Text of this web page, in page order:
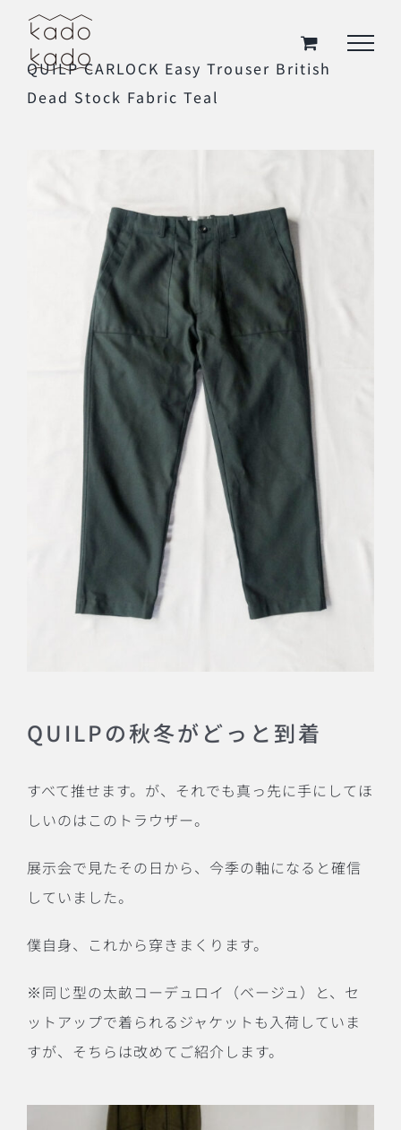
Skip
contentQUILP CARLOCK Easy Trouser British
Dead Stock Fabric Teal
QUILPの秋冬がどっと到着
すべて推せます。が、それでも真っ先に手にしてほ
しいのはこのトラウザー。
展示会で見たその日から、今季の軸になると確信
していました。
僕自身、これから穿きまくります。
※同じ型の太畝コーデュロイ（ベージュ）と、セ
ットアップで着られるジャケットも入荷していま
すが、そちらは改めてご紹介します。